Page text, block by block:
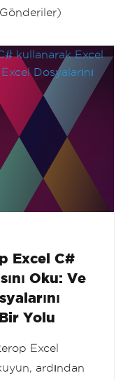
Excel C#
Oku: Ve
Yolu
Excel
ardından